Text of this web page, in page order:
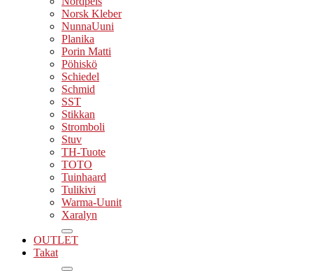
Norsk Kleber
NunnaUuni
Planika
Porin Matti
Pöhiskö
Schiedel
Schmid
SST
Stikkan
Stromboli
Stuv
TH-Tuote
TOTO
Tuinhaard
Tulikivi
Warma-Uunit
Xaralyn
OUTLET
Takat